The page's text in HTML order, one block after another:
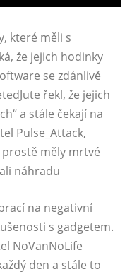
které měli s
že jejich hodinky
se zdánlivě
řekl, že jejich
a stále čekají na
Pulse_Attack,
měly mrtvé
náhradu
na negativní
s gadgetem.
NoVanNoLife
den a stále to